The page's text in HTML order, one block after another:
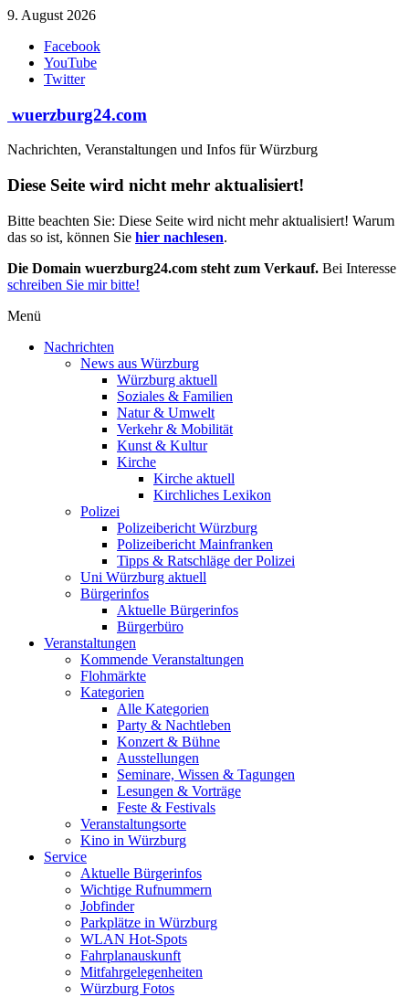
Zum
springen
9. August 2026
Facebook
YouTube
Twitter
wuerzburg24.com
Nachrichten, Veranstaltungen und Infos für Würzburg
Diese Seite wird nicht mehr aktualisiert!
Bitte beachten Sie: Diese Seite wird nicht mehr aktualisiert! Warum
das so ist, können Sie hier nachlesen.
Die Domain wuerzburg24.com steht zum Verkauf. Bei Interesse
schreiben Sie mir bitte!
Menü
Nachrichten
News aus Würzburg
Würzburg aktuell
Soziales & Familien
Natur & Umwelt
Verkehr & Mobilität
Kunst & Kultur
Kirche
Kirche aktuell
Kirchliches Lexikon
Polizei
Polizeibericht Würzburg
Polizeibericht Mainfranken
Tipps & Ratschläge der Polizei
Uni Würzburg aktuell
Bürgerinfos
Aktuelle Bürgerinfos
Bürgerbüro
Veranstaltungen
Kommende Veranstaltungen
Flohmärkte
Kategorien
Alle Kategorien
Party & Nachtleben
Konzert & Bühne
Ausstellungen
Seminare, Wissen & Tagungen
Lesungen & Vorträge
Feste & Festivals
Veranstaltungsorte
Kino in Würzburg
Service
Aktuelle Bürgerinfos
Wichtige Rufnummern
Jobfinder
Parkplätze in Würzburg
WLAN Hot-Spots
Fahrplanauskunft
Mitfahrgelegenheiten
Würzburg Fotos